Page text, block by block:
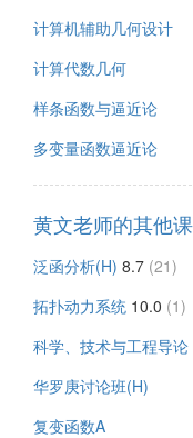
计算机辅助几何设计
计算代数几何
样条函数与逼近论
多变量函数逼近论
黄文老师的其他课
泛函分析(H) 8.7 (21)
拓扑动力系统 10.0 (1)
科学、技术与工程导论
华罗庚讨论班(H)
复变函数A